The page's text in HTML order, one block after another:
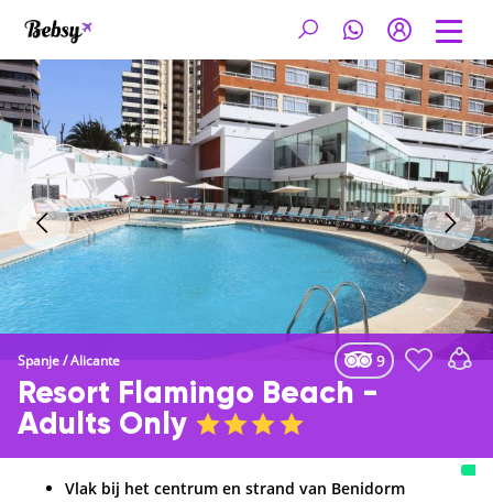
Spanje/Alicante 9
Resort Flamingo Beach -
Adults Only
Vlak bij het centrum en strand van Benidorm